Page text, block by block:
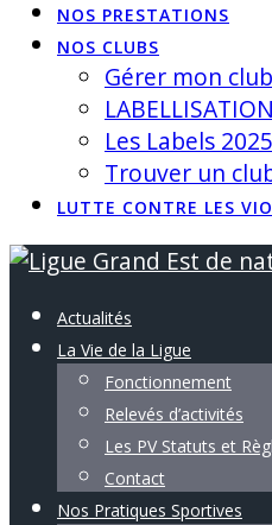
NOS PRESTATIONS
NOS CLUBS
Gérer mon club
Les Labels
Trouver un
LUTTE CONTRE LES
Actualités
La Vie de la Ligue
Fonctionnement
Relevés d’activités
Les PV Statuts et
Contact
Nos Pratiques Sportives